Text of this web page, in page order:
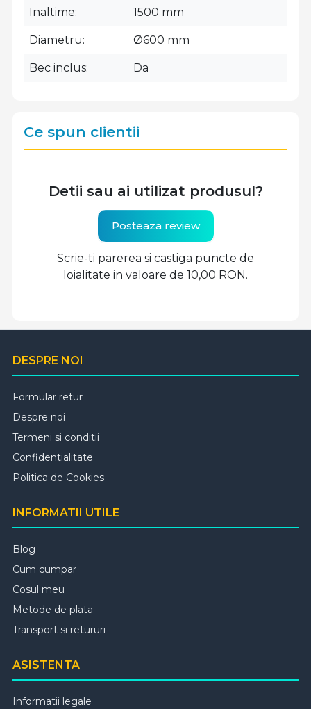
Inaltime 1500 mm
Diametru Ø600 mm
Bec inclus Da
Ce spun clientii
Detii sau ai utilizat produsul?
Posteaza review
Scrie-ti parerea si castiga puncte de
loialitate in valoare de 10,00 RON.
DESPRE NOI
Formular retur
Despre noi
Termeni si conditii
Confidentialitate
Politica de Cookies
INFORMATII UTILE
Blog
Cum cumpar
Cosul meu
Metode de plata
Transport si retururi
ASISTENTA
Informatii legale